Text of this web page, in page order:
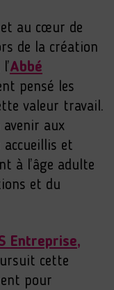
au cœur de
de la création
Abbé
pensé les
valeur travail.
aux
accueillis et
à l’âge adulte
et du
Entreprise,
cette
pour